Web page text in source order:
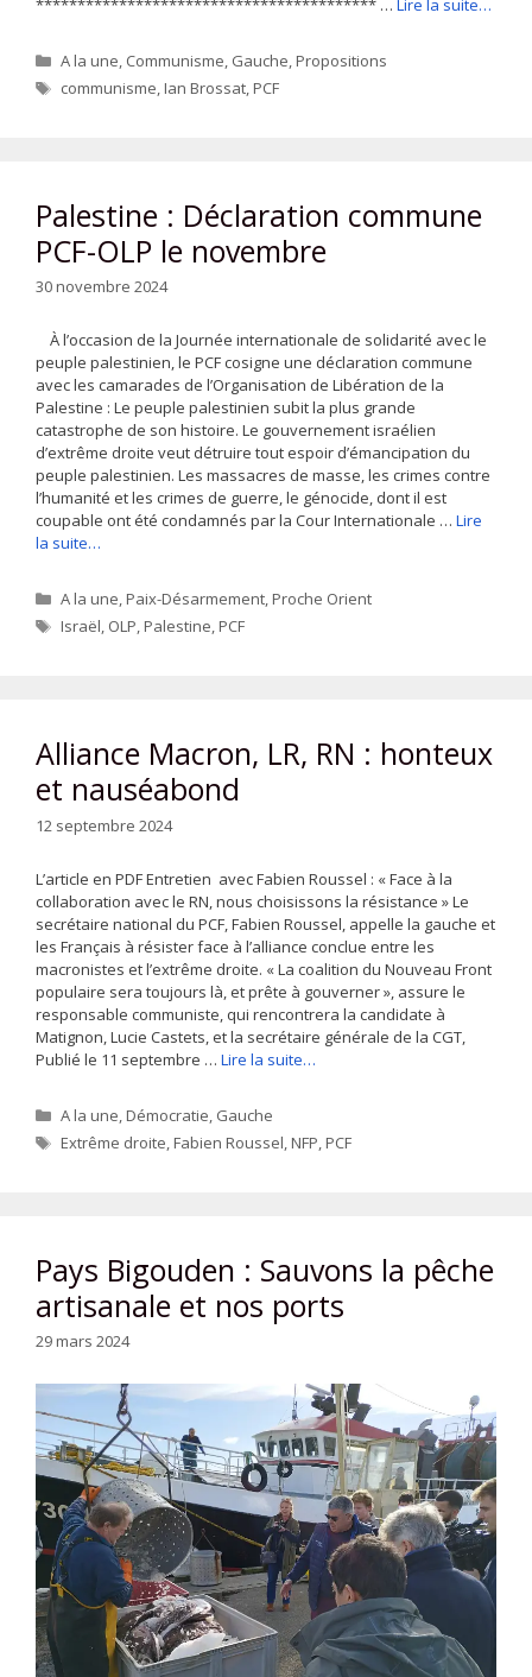
***************************************** … Lire la suite…
Catégories
A la une, Communisme, Gauche,Propositions
Étiquettes
communisme,Ian Brossat,PCF
Palestine : Déclaration commune
PCF-OLP le novembre
30 novembre 2024
À l’occasion de la Journée internationale de solidarité avec le
peuple palestinien, le PCF cosigne une déclaration commune
avec les camarades de l’Organisation de Libération de la
Palestine : Le peuple palestinien subit la plus grande
catastrophe de son histoire. Le gouvernement israélien
d’extrême droite veut détruire tout espoir d’émancipation du
peuple palestinien. Les massacres de masse, les crimes contre
l’humanité et les crimes de guerre, le génocide, dont il est
coupable ont été condamnés par la Cour Internationale … Lire
la suite…
Catégories
A la une,Paix-Désarmement,Proche Orient
Étiquettes
Israël, OLP,Palestine,PCF
Alliance Macron, LR, RN : honteux
et nauséabond
12 septembre 2024
L’article en PDF Entretien avec Fabien Roussel : « Face à la
collaboration avec le RN, nous choisissons la résistance » Le
secrétaire national du PCF, Fabien Roussel, appelle la gauche et
les Français à résister face à l’alliance conclue entre les
macronistes et l’extrême droite. « La coalition du Nouveau Front
populaire sera toujours là, et prête à gouverner », assure le
responsable communiste, qui rencontrera la candidate à
Matignon, Lucie Castets, et la secrétaire générale de la CGT,
Publié le 11 septembre … Lire la suite…
Catégories
A la une,Démocratie, Gauche
Étiquettes
Extrême droite,Fabien Roussel,NFP,PCF
Pays Bigouden : Sauvons la pêche
artisanale et nos ports
29 mars 2024